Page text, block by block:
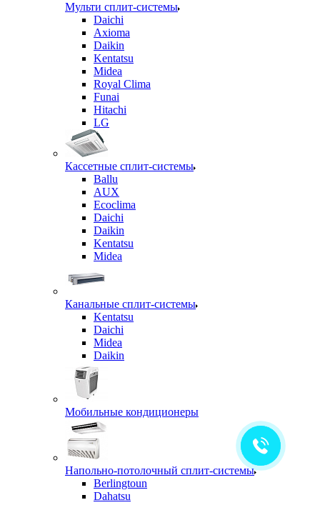
Мульти сплит-системы
Daichi
Axioma
Daikin
Kentatsu
Midea
Royal Clima
Funai
Hitachi
LG
Кассетные сплит-системы
Ballu
AUX
Ecoclima
Daichi
Daikin
Kentatsu
Midea
Канальные сплит-системы
Kentatsu
Daichi
Midea
Daikin
Мобильные кондиционеры
Напольно-потолочный сплит-системы
Berlingtoun
Dahatsu